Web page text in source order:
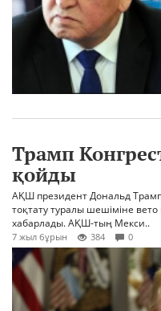
Трамп
қойды
АҚШ президент Дональд
тоқтату туралы шешіміне вето
хабарлады. АҚШ-тың Мекси..
7 жыл бұрын 384 0